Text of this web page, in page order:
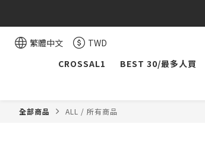
繁體中文
TWD
CROSSAL1
BEST 30/最多人買
全部商品 ALL / 所有商品